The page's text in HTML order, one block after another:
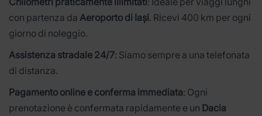
con partenza da Aeroporto di Iași. Ricevi 400 km per ogni
giorno di noleggio.
Assistenza stradale 24/7: Siamo sempre a una telefonata
di distanza.
Pagamento online e conferma immediata: Ogni
prenotazione è confermata rapidamente e un Dacia